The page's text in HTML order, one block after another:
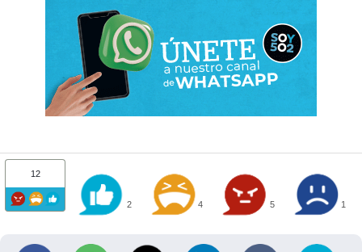
12
2 4 5 1